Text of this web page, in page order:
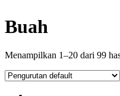
Buah
Menampilkan 1–20 dari 99